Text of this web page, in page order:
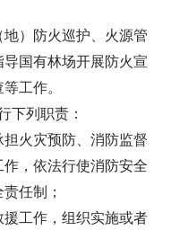
地）防火巡护、火源管
国有林场开展防火宣
工作。
下列职责：
担火灾预防、消防监督
，依法行使消防安全
任制；
援工作，组织实施或者